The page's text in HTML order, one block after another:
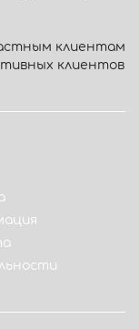
клиентам
клиентов